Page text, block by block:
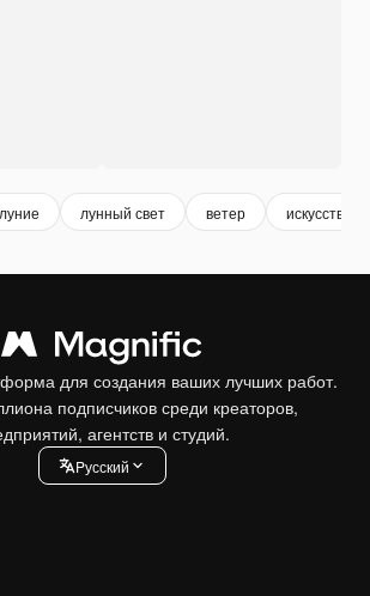
лунный свет ветер искусство
для создания ваших лучших работ.
подписчиков среди креаторов,
агентств и студий.
Pусский